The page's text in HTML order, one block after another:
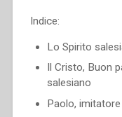
Indice:
Lo Spirito
Il Cristo, Buon
salesiano
Paolo,